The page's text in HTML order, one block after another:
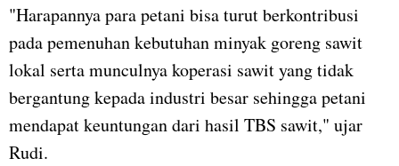
"Harapannya para petani bisa turut berkontribusi
pada pemenuhan kebutuhan minyak goreng sawit
lokal serta munculnya koperasi sawit yang tidak
bergantung kepada industri besar sehingga petani
mendapat keuntungan dari hasil TBS sawit," ujar
Rudi.